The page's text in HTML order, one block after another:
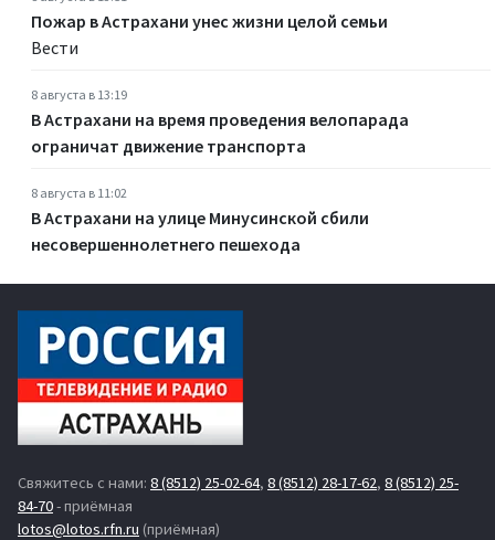
Пожар в Астрахани унес жизни целой семьи
Вести
8 августа в 13:19
В Астрахани на время проведения велопарада
ограничат движение транспорта
8 августа в 11:02
В Астрахани на улице Минусинской сбили
несовершеннолетнего пешехода
Свяжитесь с нами: 8 (8512) 25-02-64, 8 (8512) 28-17-62, 8 (8512) 25-
84-70- приёмная
lotos@lotos.rfn.ru (приёмная)